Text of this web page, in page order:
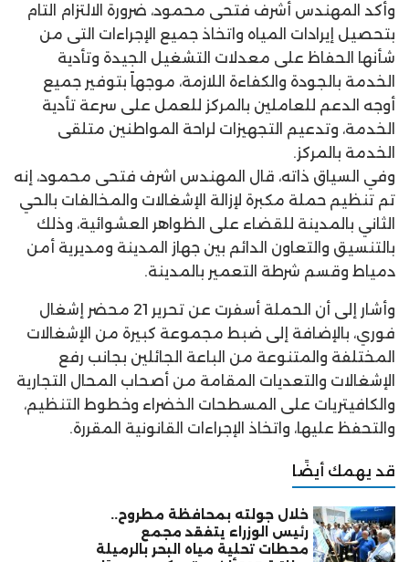
وأكد المهندس أشرف فتحى محمود، ضرورة الالتزام التام
بتحصيل إيرادات المياه واتخاذ جميع الإجراءات التى من
شأنها الحفاظ على معدلات التشغيل الجيدة وتأدية
الخدمة بالجودة والكفاءة اللازمة، موجهاً بتوفير جميع
أوجه الدعم للعاملين بالمركز للعمل على سرعة تأدية
الخدمة، وتدعيم التجهيزات لراحة المواطنين متلقى
الخدمة بالمركز.
وفي السياق ذاته، قال المهندس اشرف فتحى محمود، إنه
تم تنظيم حملة مكبرة لإزالة الإشغالات والمخالفات بالحي
الثاني بالمدينة للقضاء على الظواهر العشوائية، وذلك
بالتنسيق والتعاون الدائم بين جهاز المدينة ومديرية أمن
دمياط وقسم شرطة التعمير بالمدينة.
وأشار إلى أن الحملة أسفرت عن تحرير 21 محضر إشغال
فوري، بالإضافة إلى ضبط مجموعة كبيرة من الإشغالات
المختلفة والمتنوعة من الباعة الجائلين بجانب رفع
الإشغالات والتعديات المقامة من أصحاب المحال التجارية
والكافيتريات على المسطحات الخضراء وخطوط التنظيم،
والتحفظ عليها، واتخاذ الإجراءات القانونية المقررة.
قد يهمك أيضًا
خلال جولته بمحافظة مطروح..
رئيس الوزراء يتفقد مجمع
محطات تحلية مياه البحر بالرميلة